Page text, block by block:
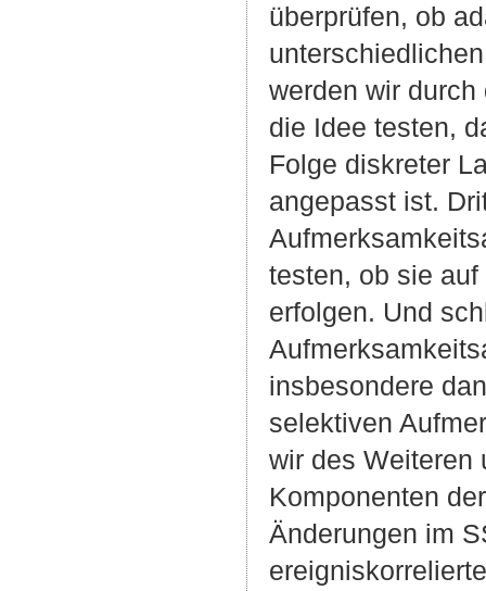
überprüfen, ob
werden wir
die Idee testen,
Folge diskreter
angepasst ist.
testen, ob sie
erfolgen. Und
insbesondere
selektiven
wir des Weiteren
Komponenten
Änderungen im